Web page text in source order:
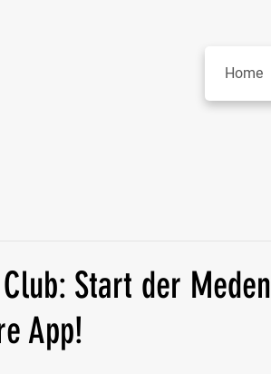
Home
Start der
App!